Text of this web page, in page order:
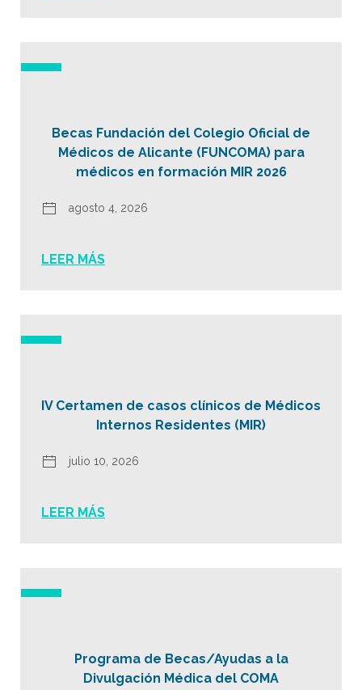
Becas Fundación del Colegio Oficial de
Médicos de Alicante (FUNCOMA) para
médicos en formación MIR 2026
agosto 4, 2026
LEER MÁS
IV Certamen de casos clínicos de Médicos
Internos Residentes (MIR)
julio 10, 2026
LEER MÁS
Programa de Becas/Ayudas a la
Divulgación Médica del COMA